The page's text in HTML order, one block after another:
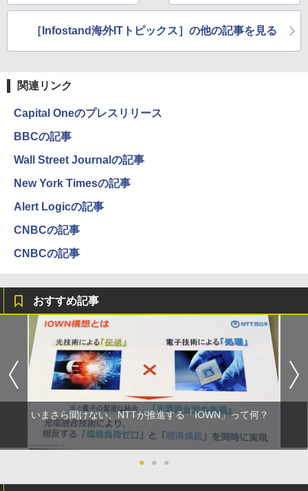
ー
［Infostand海外ITトピックス］の他の記事を見る
関連リンク
Capital Oneのプレスリリース
BBCの記事
Wall Street Journalの記事
New York Timesの記事
Alert Logicの記事
CNBCの記事
CNBCの記事
おすすめ記事
いまさら聞けない、NTTが推進する「IOWN」って何？
● ● ●